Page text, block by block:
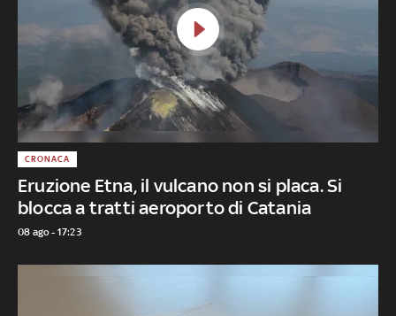
Eruzione Etna, il vulcano non si placa. Si
blocca a tratti aeroporto di Catania
CRONACA
08 ago - 17:23